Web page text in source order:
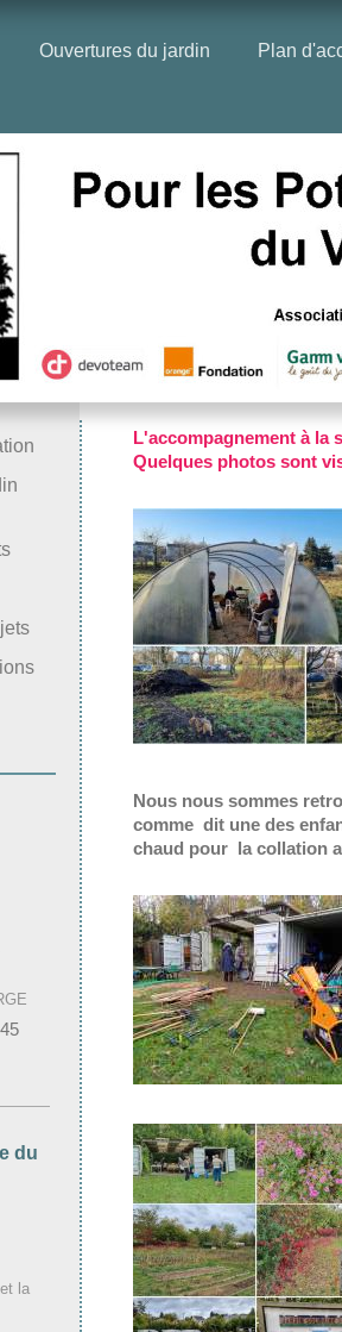
Ouvertures du jardin Plan
L'accompagnement à la
Quelques photos sont
Nous nous sommes
comme dit une des
chaud pour la collation
du
la